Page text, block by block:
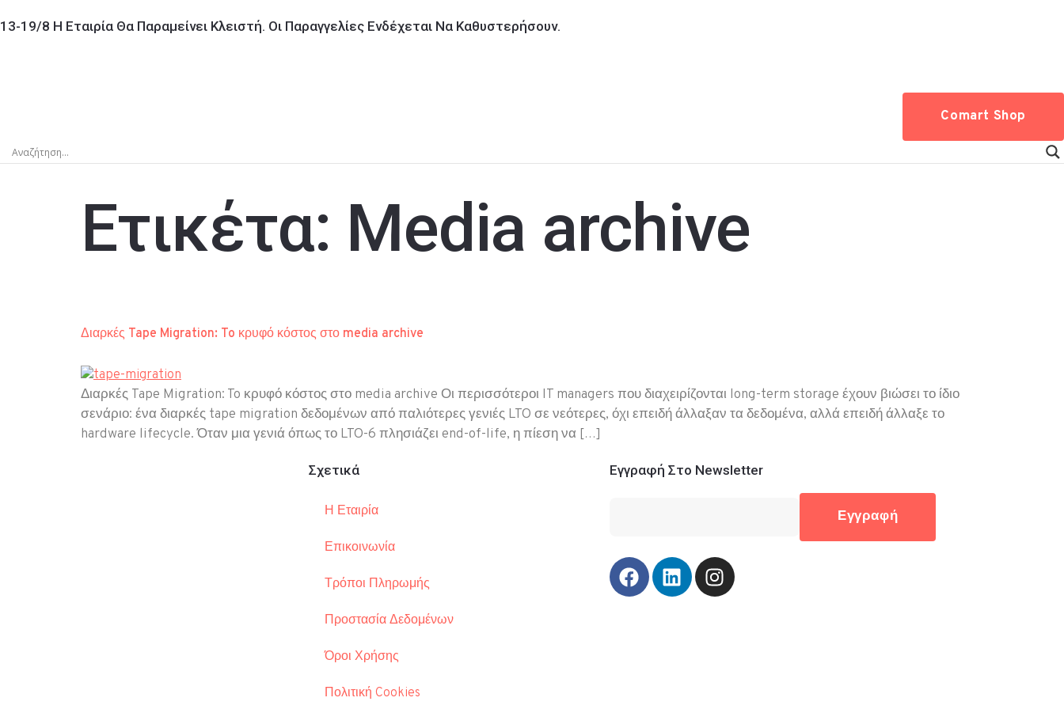
13-19/8 Η Εταιρία Θα Παραμείνει Κλειστή. Οι Παραγγελίες Ενδέχεται Να Καθυστερήσουν.
Comart Shop
Ετικέτα: Media archive
Διαρκές Tape Migration: To κρυφό κόστος στο media archive
Διαρκές Tape Migration: To κρυφό κόστος στο media archive Οι περισσότεροι IT managers που διαχειρίζονται long-term storage έχουν βιώσει το ίδιο
σενάριο: ένα διαρκές tape migration δεδομένων από παλιότερες γενιές LTO σε νεότερες, όχι επειδή άλλαξαν τα δεδομένα, αλλά επειδή άλλαξε το
hardware lifecycle. Όταν μια γενιά όπως το LTO-6 πλησιάζει end-of-life, η πίεση να […]
Σχετικά
Η Εταιρία
Επικοινωνία
Τρόποι Πληρωμής
Προστασία Δεδομένων
Όροι Χρήσης
Πολιτική Cookies
Εγγραφή Στο Newsletter
Εγγραφή